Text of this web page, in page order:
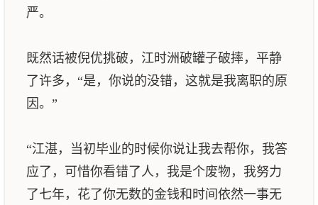
严。
既然话被倪优挑破，江时洲破罐子破摔，平静
了许多，“是，你说的没错，这就是我离职的原
因。”
“江湛，当初毕业的时候你说让我去帮你，我答
应了，可惜你看错了人，我是个废物，我努力
了七年，花了你无数的金钱和时间依然一事无